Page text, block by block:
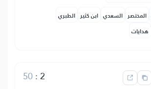
المختصر السعدي ابن كثير الطبري
هدايات
2
:
50